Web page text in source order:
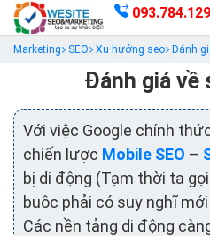
Marketing SEO Xu hướng seo Đánh
Đánh giá về
Với việc Google chính
chiến lược Mobile SEO –
bị di động (Tạm thời ta
buộc phải có suy nghĩ
Các nền tảng di động